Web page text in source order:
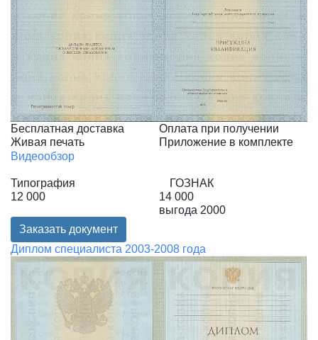
Бесплатная доставка
Живая печать
Оплата при получении
Приложение в комплекте
Видеообзор
Типография
ГОЗНАК
12 000
14 000
выгода 2000
Заказать документ
Диплом специалиста 2003-2008 года